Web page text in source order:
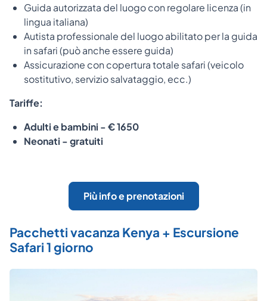
Guida autorizzata del luogo con regolare licenza (in
lingua italiana)
Autista professionale del luogo abilitato per la guida
in safari (può anche essere guida)
Assicurazione con copertura totale safari (veicolo
sostitutivo, servizio salvataggio, ecc.)
Tariffe:
Adulti e bambini - € 1650
Neonati - gratuiti
Più info e prenotazioni
Pacchetti vacanza Kenya + Escursione
Safari 1 giorno